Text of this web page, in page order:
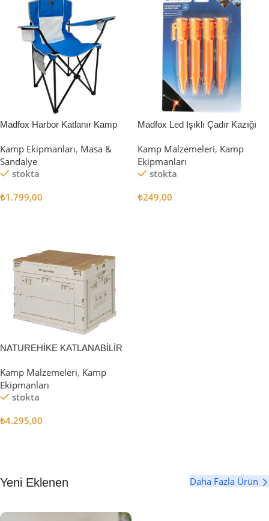
Madfox Harbor Katlanır Kamp
Kamp Ekipmanları, Masa &
Sandalye
stokta
₺1.799,00
Madfox Led Işıklı Çadır Kazığı
Kamp Malzemeleri, Kamp
Ekipmanları
stokta
₺249,00
NATUREHİKE KATLANABİLİR
Kamp Malzemeleri, Kamp
Ekipmanları
stokta
₺4.295,00
Yeni Eklenen Daha Fazla Ürün